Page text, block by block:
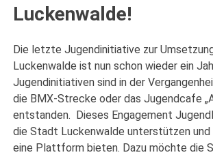
Luckenwalde!
Die letzte Jugendinitiative zur
Luckenwalde ist nun schon wieder ein
Jugendinitiativen sind in der
die BMX-Strecke oder das Jugendcafe
entstanden. Dieses Engagement
die Stadt Luckenwalde unterstützen
eine Plattform bieten. Dazu möchte die